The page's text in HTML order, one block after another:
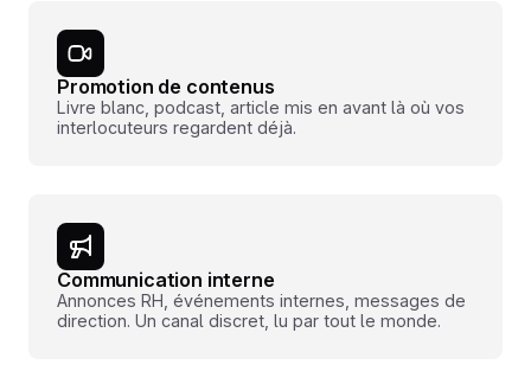
Promotion de contenus
Livre blanc, podcast, article mis en avant là où vos
interlocuteurs regardent déjà.
Communication interne
Annonces RH, événements internes, messages de
direction. Un canal discret, lu par tout le monde.